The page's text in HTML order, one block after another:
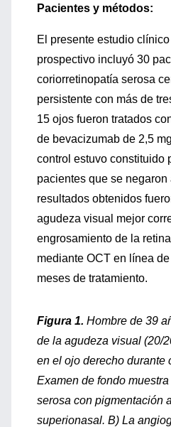
Pacientes y métodos:
El presente estudio
prospectivo incluyó 30
coriorretinopatía serosa
persistente con más de
15 ojos fueron tratados
de bevacizumab de 2,5
control estuvo constituido
pacientes que se
resultados obtenidos
agudeza visual mejor
engrosamiento de la
mediante OCT en línea
meses de tratamiento.
Figura 1. Hombre de 39
de la agudeza visual (20/
en el ojo derecho durante
Examen de fondo
serosa con pigmentación
superionasal. B) La